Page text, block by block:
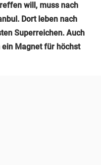
will, muss nach
Dort leben nach
Superreichen. Auch
Magnet für höchst